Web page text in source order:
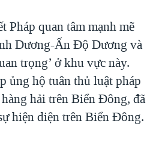
Pháp quan tâm mạnh mẽ
Dương-Ấn Độ Dương và
trọng’ ở khu vực này.
ủng hộ tuân thủ luật pháp
hải trên Biển Đông, đã
hiện diện trên Biển Đông.